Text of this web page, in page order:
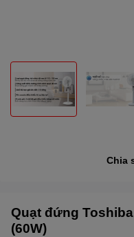
Chia
Quạt đứng
(60W)